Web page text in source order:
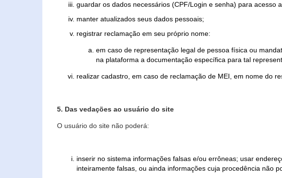
guardar os dados necessários (CPF/Login e senha) para acesso
manter atualizados seus dados pessoais;
registrar reclamação em seu próprio nome:
em caso de representação legal de pessoa física ou
na plataforma a documentação específica para tal
realizar cadastro, em caso de reclamação de MEI, em nome do
5. Das vedações ao usuário do site
O usuário do site não poderá:
inserir no sistema informações falsas e/ou errôneas; usar
inteiramente falsas, ou ainda informações cuja procedência não